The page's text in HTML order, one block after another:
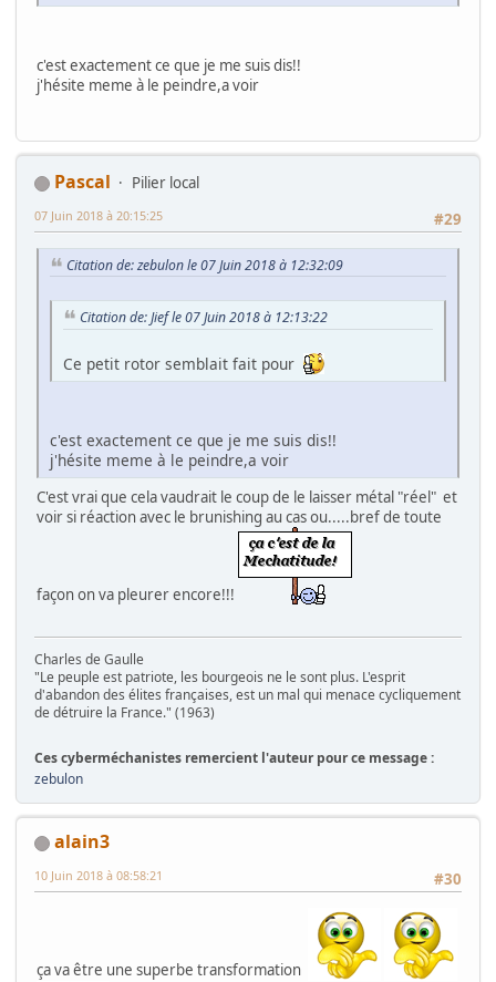
c'est exactement ce que je me suis dis!!
j'hésite meme à le peindre,a voir
Pascal
Pilier local
#29
07 Juin 2018 à 20:15:25
Citation de: zebulon le 07 Juin 2018 à 12:32:09
Citation de: Jief le 07 Juin 2018 à 12:13:22
Ce petit rotor semblait fait pour
c'est exactement ce que je me suis dis!!
j'hésite meme à le peindre,a voir
C'est vrai que cela vaudrait le coup de le laisser métal "réel" et
voir si réaction avec le brunishing au cas ou.....bref de toute
façon on va pleurer encore!!!
Charles de Gaulle
"Le peuple est patriote, les bourgeois ne le sont plus. L'esprit
d'abandon des élites françaises, est un mal qui menace cycliquement
de détruire la France." (1963)
Ces cyberméchanistes remercient l'auteur pour ce message :
zebulon
alain3
#30
10 Juin 2018 à 08:58:21
ça va être une superbe transformation